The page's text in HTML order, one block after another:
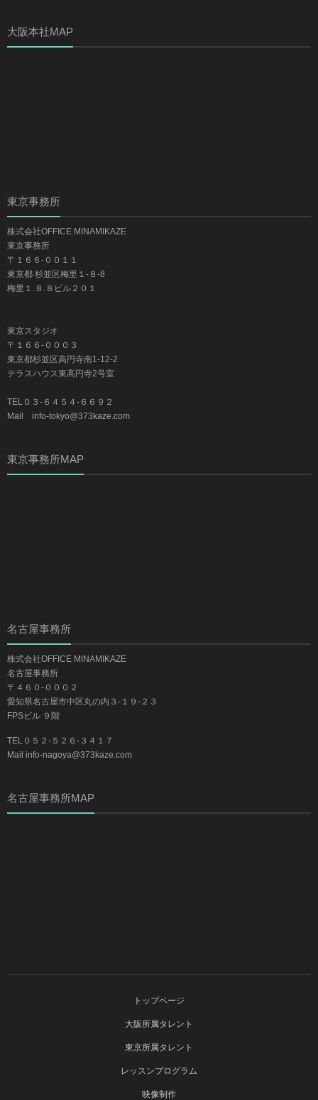
大阪本社MAP
東京事務所
株式会社OFFICE MINAMIKAZE
東京事務所
〒１６６-００１１
東京都 杉並区梅里１-８-8
梅里１.８.８ビル２０１
東京スタジオ
〒１６６-０００３
東京都杉並区高円寺南1-12-2
テラスハウス東高円寺2号室
TEL０３-６４５４-６６９２
Mail info-tokyo@373kaze.com
東京事務所MAP
名古屋事務所
株式会社OFFICE MINAMIKAZE
名古屋事務所
〒４６０-０００２
愛知県名古屋市中区丸の内３-１９-２３
FPSビル ９階
TEL０５２-５２６-３４１７
Mail info-nagoya@373kaze.com
名古屋事務所MAP
トップページ
大阪所属タレント
東京所属タレント
レッスンプログラム
映像制作